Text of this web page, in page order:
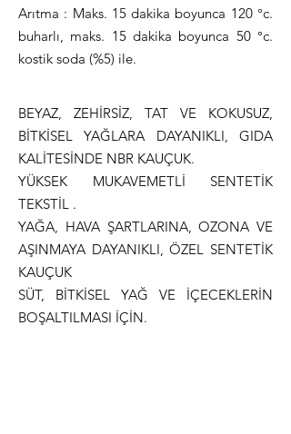
Arıtma : Maks. 15 dakika boyunca 120 °c.
buharlı, maks. 15 dakika boyunca 50 °c.
kostik soda (%5) ile.
BEYAZ, ZEHİRSİZ, TAT VE KOKUSUZ,
BİTKİSEL YAĞLARA DAYANIKLI, GIDA
KALİTESİNDE NBR KAUÇUK.
YÜKSEK MUKAVEMETLİ SENTETİK
TEKSTİL .
YAĞA, HAVA ŞARTLARINA, OZONA VE
AŞINMAYA DAYANIKLI, ÖZEL SENTETİK
KAUÇUK
SÜT, BİTKİSEL YAĞ VE İÇECEKLERİN
BOŞALTILMASI İÇİN.